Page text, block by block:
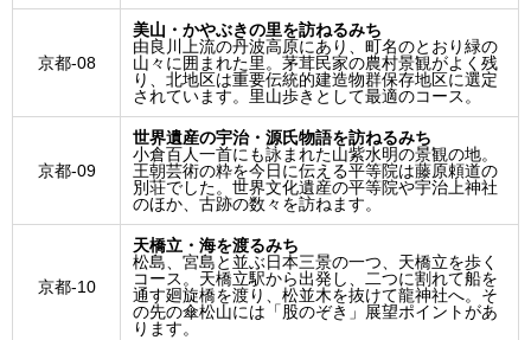
京都-08
美山・かやぶきの里を訪ねるみち
由良川上流の丹波高原にあり、町名のとおり緑の
山々に囲まれた里。茅茸民家の農村景観がよく残
り、北地区は重要伝統的建造物群保存地区に選定
されています。里山歩きとして最適のコース。
京都-09
世界遺産の宇治・源氏物語を訪ねるみち
小倉百人一首にも詠まれた山紫水明の景観の地。
王朝芸術の粋を今日に伝える平等院は藤原頼道の
別荘でした。世界文化遺産の平等院や宇治上神社
のほか、古跡の数々を訪ねます。
京都-10
天橋立・海を渡るみち
松島、宮島と並ぶ日本三景の一つ、天橋立を歩く
コース。天橋立駅から出発し、二つに割れて船を
通す廻旋橋を渡り、松並木を抜けて龍神社へ。そ
の先の傘松山には「股のぞき」展望ポイントがあ
ります。